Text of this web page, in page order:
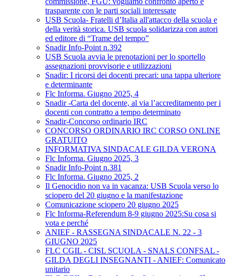
trasparente con le parti sociali interessate
USB Scuola- Fratelli d’Italia all'attacco della scuola e
della verità storica. USB scuola solidarizza con autori
ed editore di “Trame del tempo”
Snadir Info-Point n.392
USB Scuola avvia le prenotazioni per lo sportello
assegnazioni provvisorie e utilizzazioni
Snadir: I ricorsi dei docenti precari: una tappa ulteriore
e determinante
Flc Informa. Giugno 2025, 4
Snadir -Carta del docente, al via l’accreditamento per i
docenti con contratto a tempo determinato
Snadir-Concorso ordinario IRC
CONCORSO ORDINARIO IRC CORSO ONLINE
GRATUITO
INFORMATIVA SINDACALE GILDA VERONA
Flc Informa. Giugno 2025, 3
Snadir Info-Point n.381
Flc Informa. Giugno 2025, 2
Il Genocidio non va in vacanza: USB Scuola verso lo
sciopero del 20 giugno e la manifestazione
Comunicazione sciopero 20 giugno 2025
Flc Informa-Referendum 8-9 giugno 2025:Su cosa si
vota e perché
ANIEF - RASSEGNA SINDACALE N. 22 - 3
GIUGNO 2025
FLC CGIL - CISL SCUOLA - SNALS CONFSAL -
GILDA DEGLI INSEGNANTI - ANIEF: Comunicato
unitario